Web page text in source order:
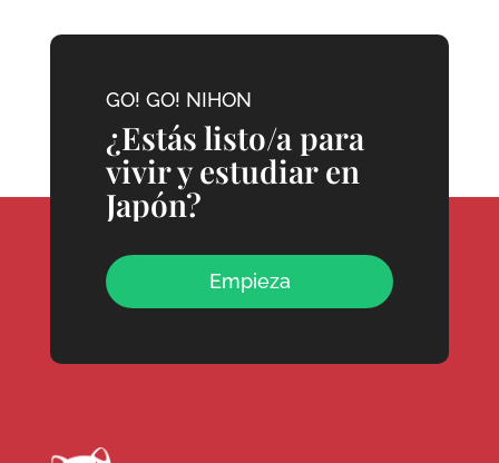
GO! GO! NIHON
¿Estás listo/a para
vivir y estudiar en
Japón?
Empieza